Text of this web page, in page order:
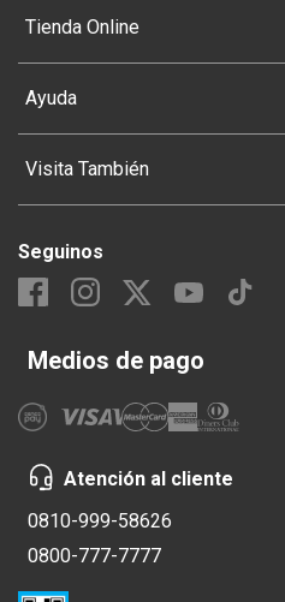
Tienda Online
Ayuda
Visita También
Seguinos
Medios de pago
Atención al cliente
0810-999-58626
0800-777-7777